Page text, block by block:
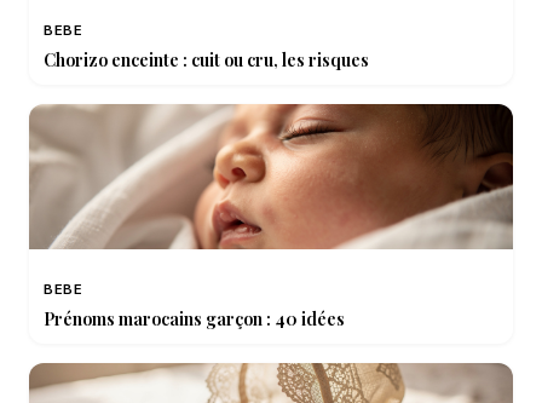
BEBE
Chorizo enceinte : cuit ou cru, les risques
BEBE
Prénoms marocains garçon : 40 idées